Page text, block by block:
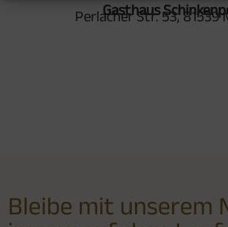
Gasthaus
Perlacher Str. 53, 81539
Bleibe mit unserem